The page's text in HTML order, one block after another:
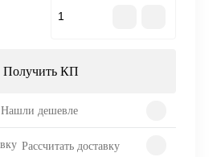
Получить КП
Нашли дешевле
Рассчитать доставку